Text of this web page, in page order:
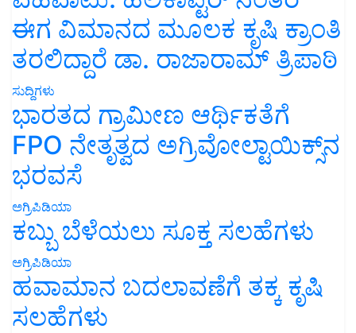
ಈಗ ವಿಮಾನದ ಮೂಲಕ ಕೃಷಿ ಕ್ರಾಂತಿ
ತರಲಿದ್ದಾರೆ ಡಾ. ರಾಜಾರಾಮ್ ತ್ರಿಪಾಠಿ
ಸುದ್ದಿಗಳು
ಭಾರತದ ಗ್ರಾಮೀಣ ಆರ್ಥಿಕತೆಗೆ
FPO ನೇತೃತ್ವದ ಅಗ್ರಿವೋಲ್ಟಾಯಿಕ್ಸ್‌ನ
ಭರವಸೆ
ಅಗ್ರಿಪಿಡಿಯಾ
ಕಬ್ಬು ಬೆಳೆಯಲು ಸೂಕ್ತ ಸಲಹೆಗಳು
ಅಗ್ರಿಪಿಡಿಯಾ
ಹವಾಮಾನ ಬದಲಾವಣೆಗೆ ತಕ್ಕ ಕೃಷಿ
ಸಲಹೆಗಳು